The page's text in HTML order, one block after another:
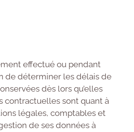
effectué ou pendant
de déterminer les délais de
dès lors qu’elles
contractuelles sont quant à
légales, comptables et
de ses données à